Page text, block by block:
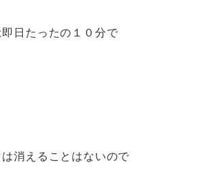
日たったの１０分で
消えることはないので